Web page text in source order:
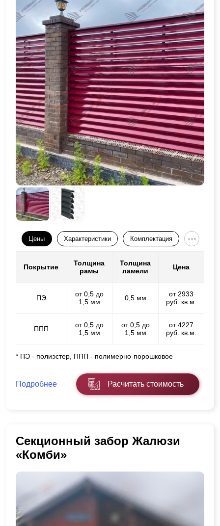
Цены Характеристики Комплектация
Покрытие
Толщина
рамы
Толщина
ламели
Цена
ПЭ
от 0,5 до
1,5 мм
0,5 мм
от 2933
руб. кв.м.
ППП
от 0,5 до
1,5 мм
от 0,5 до
1,5 мм
от 4227
руб. кв.м.
* ПЭ - полиэстер, ППП - полимерно-порошковое
Подробнее Расчитать стоимость
Секционный забор Жалюзи
«Комби»